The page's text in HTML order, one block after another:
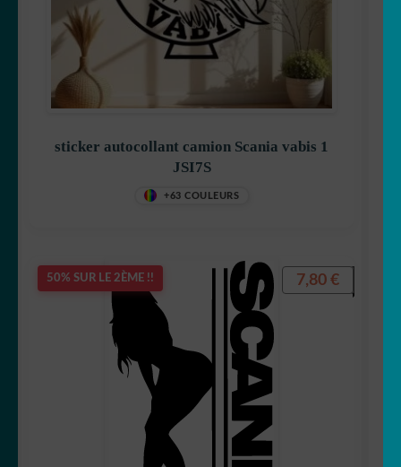
sticker autocollant camion Scania vabis 1
JSI7S
+63 COULEURS
50% SUR LE 2ÈME !! 7,80 €